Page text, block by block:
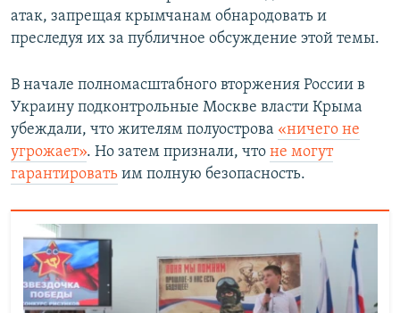
атак, запрещая крымчанам обнародовать и
преследуя их за публичное обсуждение этой темы.
В начале полномасштабного вторжения России в
Украину подконтрольные Москве власти Крыма
убеждали, что жителям полуострова «ничего не
угрожает». Но затем признали, что не могут
гарантировать им полную безопасность.